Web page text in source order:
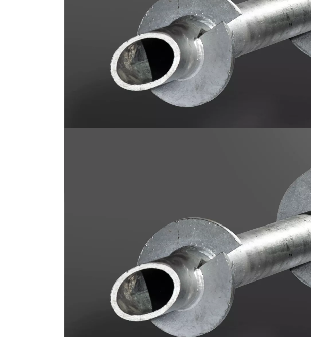
11. september
Skab et sikkert fundament for
Skruepæle er udviklet
ingeniørertil professionelt brug
funderingogefterfunderingaf
®Skruepæle kan du nå ned i dybden og skabe
exceptionel bæreevne. Skruepælenes styrke og bæreevne